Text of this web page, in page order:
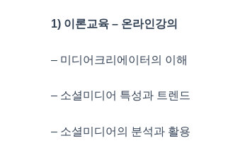
1) 이론교육 – 온라인강의
– 미디어크리에이터의 이해
– 소셜미디어 특성과 트렌드
– 소셜미디어의 분석과 활용